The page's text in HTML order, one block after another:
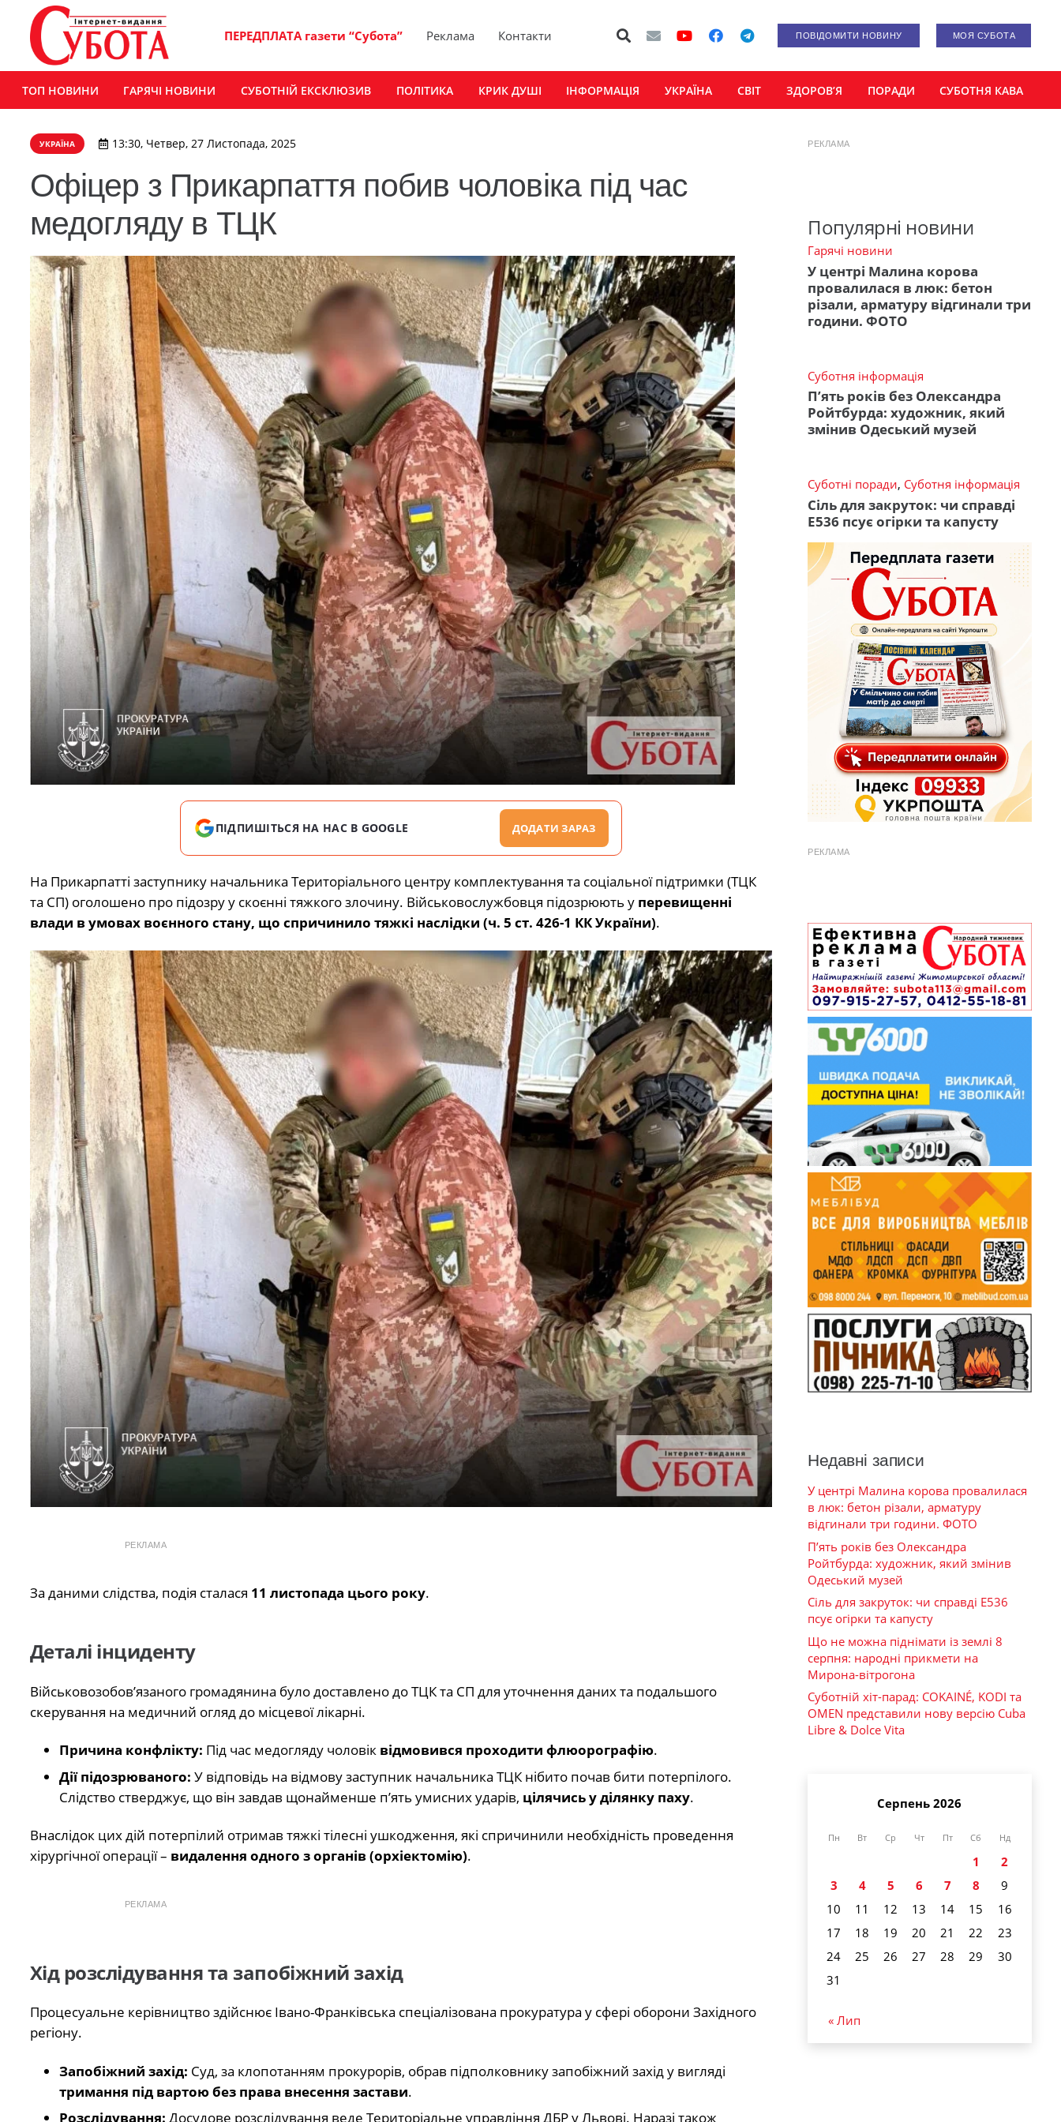
ПЕРЕДПЛАТА газети “Субота” Реклама Контакти ПОВІДОМИТИ НОВИНУ МОЯ СУБОТА
ТОП НОВИНИ ГАРЯЧІ НОВИНИ СУБОТНІЙ ЕКСКЛЮЗИВ ПОЛІТИКА КРИК ДУШІ ІНФОРМАЦІЯ УКРАЇНА СВІТ ЗДОРОВ’Я ПОРАДИ СУБОТНЯ КАВА
УКРАЇНА 13:30, Четвер, 27 Листопада, 2025
Офіцер з Прикарпаття побив чоловіка під час
медогляду в ТЦК
ПІДПИШІТЬСЯ НА НАС В GOOGLE ДОДАТИ ЗАРАЗ
На Прикарпатті заступнику начальника Територіального центру комплектування та соціальної підтримки (ТЦК
та СП) оголошено про підозру у скоєнні тяжкого злочину. Військовослужбовця підозрюють у перевищенні
влади в умовах воєнного стану, що спричинило тяжкі наслідки (ч. 5 ст. 426-1 КК України).
РЕКЛАМА
За даними слідства, подія сталася 11 листопада цього року.
Деталі інциденту
Військовозобов’язаного громадянина було доставлено до ТЦК та СП для уточнення даних та подальшого
скерування на медичний огляд до місцевої лікарні.
Причина конфлікту: Під час медогляду чоловік відмовився проходити флюорографію.
Дії підозрюваного: У відповідь на відмову заступник начальника ТЦК нібито почав бити потерпілого.
Слідство стверджує, що він завдав щонайменше п’ять умисних ударів, цілячись у ділянку паху.
Внаслідок цих дій потерпілий отримав тяжкі тілесні ушкодження, які спричинили необхідність проведення
хірургічної операції – видалення одного з органів (орхіектомію).
РЕКЛАМА
Хід розслідування та запобіжний захід
Процесуальне керівництво здійснює Івано-Франківська спеціалізована прокуратура у сфері оборони Західного
регіону.
Запобіжний захід: Суд, за клопотанням прокурорів, обрав підполковнику запобіжний захід у вигляді
тримання під вартою без права внесення застави.
Розслідування: Досудове розслідування веде Територіальне управління ДБР у Львові. Наразі також
РЕКЛАМА
Популярні новини
Гарячі новини
У центрі Малина корова
провалилася в люк: бетон
різали, арматуру відгинали три
години. ФОТО
Суботня інформація
П’ять років без Олександра
Ройтбурда: художник, який
змінив Одеський музей
Суботні поради, Суботня інформація
Сіль для закруток: чи справді
Е536 псує огірки та капусту
РЕКЛАМА
Недавні записи
У центрі Малина корова провалилася
в люк: бетон різали, арматуру
відгинали три години. ФОТО
П’ять років без Олександра
Ройтбурда: художник, який змінив
Одеський музей
Сіль для закруток: чи справді Е536
псує огірки та капусту
Що не можна піднімати із землі 8
серпня: народні прикмети на
Мирона-вітрогона
Суботній хіт-парад: COKAINÉ, KODI та
OMEN представили нову версію Cuba
Libre & Dolce Vita
Серпень 2026
Пн Вт Ср Чт Пт Сб Нд
1
2
3
4 5 6 7 8
9
10
11 12 13 14 15
16
17
18 19 20 21 22
23
24
25 26 27 28 29
30
31
« Лип